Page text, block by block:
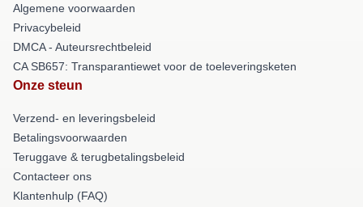
Algemene voorwaarden
Privacybeleid
DMCA - Auteursrechtbeleid
CA SB657: Transparantiewet voor de toeleveringsketen
Onze steun
Verzend- en leveringsbeleid
Betalingsvoorwaarden
Teruggave & terugbetalingsbeleid
Contacteer ons
Klantenhulp (FAQ)